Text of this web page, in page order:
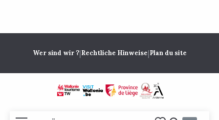
Wer sind wir ?|Rechtliche Hinweise|Plan du site